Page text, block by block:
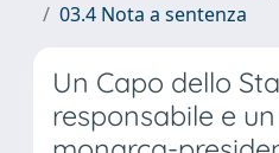
03.4 Nota a sentenza
Un Capo dello
responsabile e